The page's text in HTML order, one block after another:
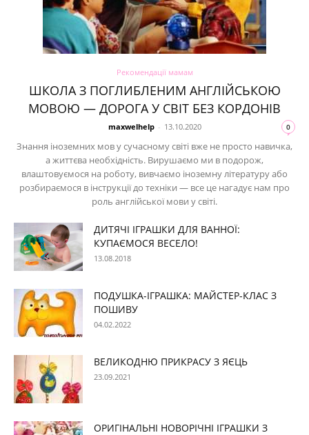
Рекомендації мамам
ШКОЛА З ПОГЛИБЛЕНИМ АНГЛІЙСЬКОЮ
МОВОЮ — ДОРОГА У СВІТ БЕЗ КОРДОНІВ
maxwelhelp - 13.10.2020 0
Знання іноземних мов у сучасному світі вже не просто навичка,
а життєва необхідність. Вирушаємо ми в подорож,
влаштовуємося на роботу, вивчаємо іноземну літературу або
розбираємося в інструкції до техніки — все це нагадує нам про
роль англійської мови у світі.
ДИТЯЧІ ІГРАШКИ ДЛЯ ВАННОЇ:
КУПАЄМОСЯ ВЕСЕЛО!
13.08.2018
ПОДУШКА-ІГРАШКА: МАЙСТЕР-КЛАС З
ПОШИВУ
04.02.2022
ВЕЛИКОДНЮ ПРИКРАСУ З ЯЄЦЬ
23.09.2021
ОРИГІНАЛЬНІ НОВОРІЧНІ ІГРАШКИ З